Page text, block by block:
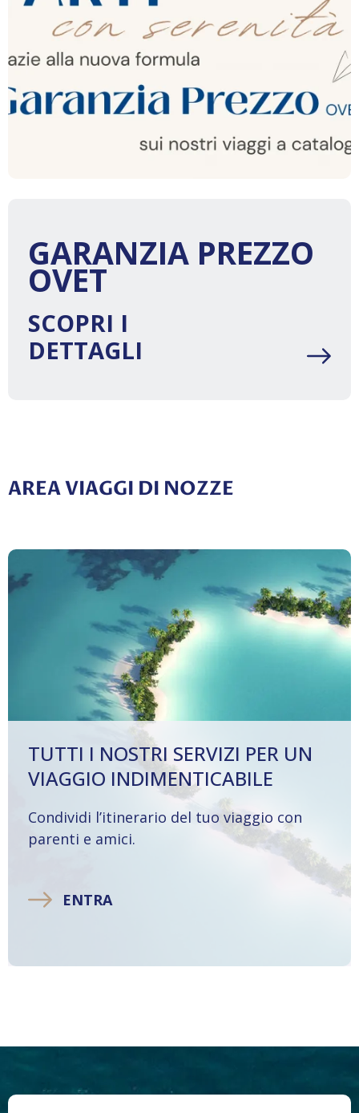
GARANZIA PREZZO
OVET
SCOPRI I
DETTAGLI
AREA VIAGGI DI NOZZE
TUTTI I NOSTRI SERVIZI PER UN
VIAGGIO INDIMENTICABILE
Condividi l’itinerario del tuo viaggio con
parenti e amici.
ENTRA